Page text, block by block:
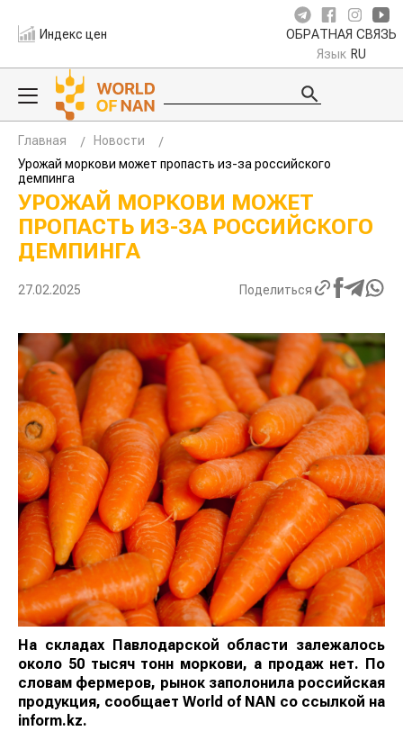
Индекс цен ОБРАТНАЯ СВЯЗЬ
Язык RU
Главная
Новости
Урожай моркови может пропасть из-за российского
демпинга
УРОЖАЙ МОРКОВИ МОЖЕТ
ПРОПАСТЬ ИЗ-ЗА РОССИЙСКОГО
ДЕМПИНГА
27.02.2025 Поделиться
На складах Павлодарской области залежалось
около 50 тысяч тонн моркови, а продаж нет. По
словам фермеров, рынок заполонила российская
продукция, сообщает World of NAN со ссылкой на
inform.kz.